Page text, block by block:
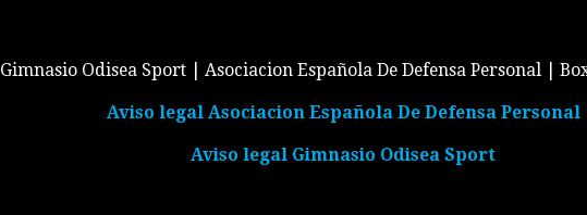
Gimnasio Odisea Sport | Asociacion Española De Defensa Personal |
Aviso legal Asociacion Española De Defensa Personal
Aviso legal Gimnasio Odisea Sport